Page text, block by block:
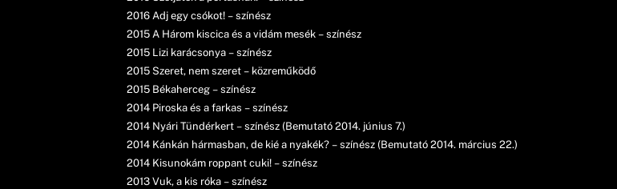
2016 Adj egy csókot! – színész
2015 A Három kiscica és a vidám mesék – színész
2015 Lizi karácsonya – színész
2015 Szeret, nem szeret – közreműködő
2015 Békaherceg – színész
2014 Piroska és a farkas – színész
2014 Nyári Tündérkert – színész (Bemutató 2014. június 7.)
2014 Kánkán hármasban, de kié a nyakék? – színész (Bemutató 2014. március 22.)
2014 Kisunokám roppant cuki! – színész
2013 Vuk, a kis róka – színész